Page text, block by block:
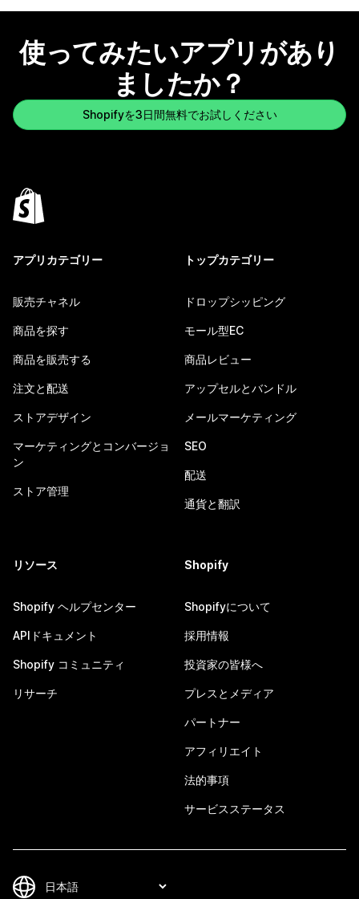
使ってみたいアプリがあり
ましたか？
Shopifyを3日間無料でお試しください
アプリカテゴリー
販売チャネル
商品を探す
商品を販売する
注文と配送
ストアデザイン
マーケティングとコンバージョ
ン
ストア管理
トップカテゴリー
ドロップシッピング
モール型EC
商品レビュー
アップセルとバンドル
メールマーケティング
SEO
配送
通貨と翻訳
リソース
Shopify ヘルプセンター
APIドキュメント
Shopify コミュニティ
リサーチ
Shopify
Shopifyについて
採用情報
投資家の皆様へ
プレスとメディア
パートナー
アフィリエイト
法的事項
サービスステータス